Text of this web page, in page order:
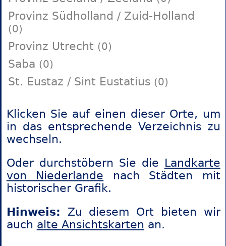
Provinz Südholland / Zuid-Holland
(0)
Provinz Utrecht (0)
Saba (0)
St. Eustaz / Sint Eustatius (0)
Klicken Sie auf einen dieser Orte, um
in das entsprechende Verzeichnis zu
wechseln.
Oder durchstöbern Sie die Landkarte
von Niederlande nach Städten mit
historischer Grafik.
Hinweis: Zu diesem Ort bieten wir
auch alte Ansichtskarten an.